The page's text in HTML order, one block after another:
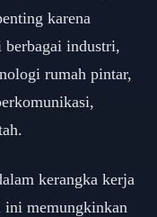
karena
industri,
rumah pintar,
kerangka kerja
ini memungkinkan